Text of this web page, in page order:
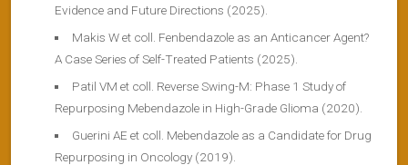
Evidence and Future Directions (2025).
Makis W et coll. Fenbendazole as an Anticancer Agent?
A Case Series of Self-Treated Patients (2025).
Patil VM et coll. Reverse Swing-M: Phase 1 Study of
Repurposing Mebendazole in High-Grade Glioma (2020).
Guerini AE et coll. Mebendazole as a Candidate for Drug
Repurposing in Oncology (2019).